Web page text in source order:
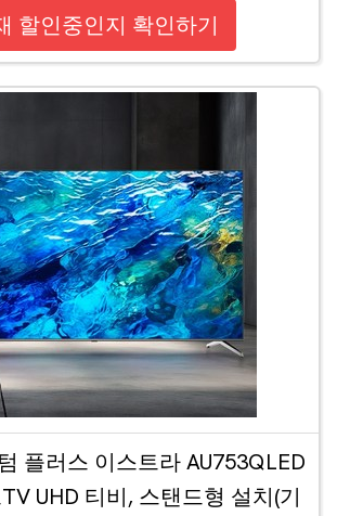
할인중인지 확인하기
플러스 이스트라 AU753QLED
UHD 티비, 스탠드형 설치(기